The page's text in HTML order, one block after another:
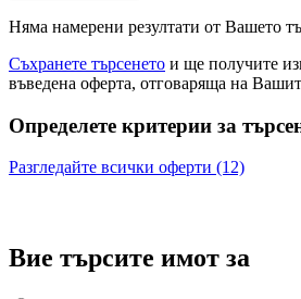
Няма намерени резултати от Вашето
Съхранете търсенето и ще получите
въведена оферта, отговаряща на
Определете критерии за
Разгледайте всички оферти (12)
Вие търсите имот за